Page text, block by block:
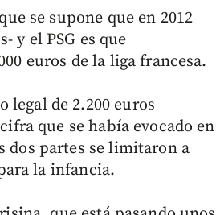
se supone que en 2012
y el PSG es que
euros de la liga francesa.
de 2.200 euros
que se había evocado en
dos partes se limitaron a
la infancia.